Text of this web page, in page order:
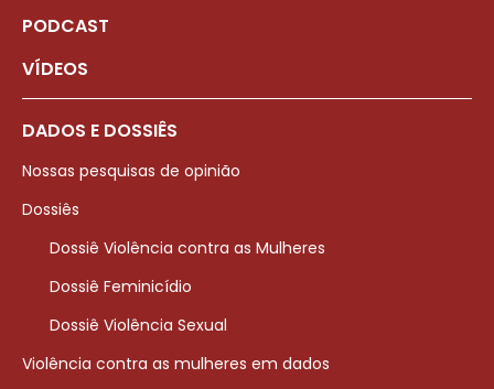
PODCAST
VÍDEOS
DADOS E DOSSIÊS
Nossas pesquisas de opinião
Dossiês
Dossiê Violência contra as Mulheres
Dossiê Feminicídio
Dossiê Violência Sexual
Violência contra as mulheres em dados